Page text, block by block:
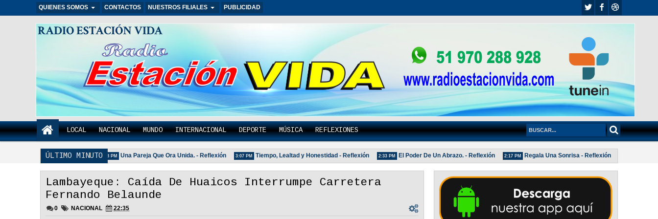
QUIENES SOMOS CONTACTOS NUESTROS FILIALES PUBLICIDAD
RADIO ESTACIÓN VIDA
LOCAL NACIONAL MUNDO INTERNACIONAL DEPORTE MÚSICA REFLEXIONES
ÚLTIMO MINUTO
Es Importante - Reflexión 3:18 PM Una Pareja Que Ora Unida. - Reflexión 3:07 PM Tiempo, Lealtad y Honestidad - Reflexión 2:33 PM El Poder De Un Abrazo. - Reflexión 2:17 PM Regala Una Sonrisa - Reflexión 2:04 PM
Lambayeque: Caída De Huaicos Interrumpe Carretera
Fernando Belaunde
0 NACIONAL 22:35